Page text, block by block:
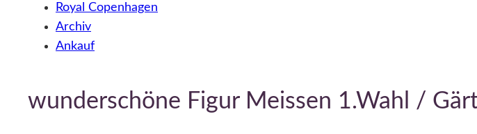
Royal Copenhagen
Archiv
Ankauf
wunderschöne Figur Meissen 1.Wahl /